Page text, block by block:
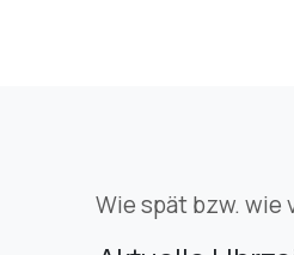
Wie spät bzw. wie